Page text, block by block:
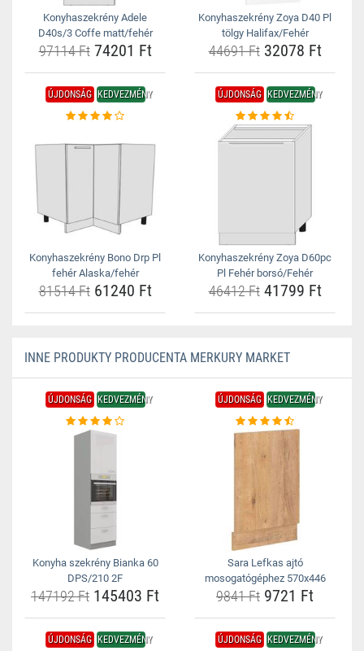
Konyhaszekrény Adele
D40s/3 Coffe matt/fehér
97114 Ft74201 Ft
Konyhaszekrény Zoya D40 Pl
tölgy Halifax/Fehér
44691 Ft32078 Ft
ÚJDONSÁG KEDVEZMÉNY
Konyhaszekrény Bono Drp Pl
fehér Alaska/fehér
81514 Ft61240 Ft
ÚJDONSÁG KEDVEZMÉNY
Konyhaszekrény Zoya D60pc
Pl Fehér borsó/Fehér
46412 Ft41799 Ft
INNE PRODUKTY PRODUCENTA MERKURY MARKET
ÚJDONSÁG KEDVEZMÉNY
Konyha szekrény Bianka 60
DPS/210 2F
147192 Ft 145403 Ft
ÚJDONSÁG KEDVEZMÉNY
Sara Lefkas ajtó
mosogatógéphez 570x446
9841 Ft 9721 Ft
ÚJDONSÁG KEDVEZMÉNY ÚJDONSÁG KEDVEZMÉNY